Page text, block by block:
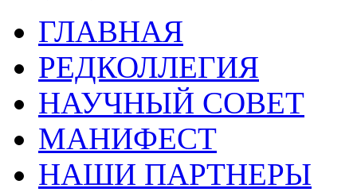
ГЛАВНАЯ
РЕДКОЛЛЕГИЯ
НАУЧНЫЙ СОВЕТ
МАНИФЕСТ
НАШИ ПАРТНЕРЫ